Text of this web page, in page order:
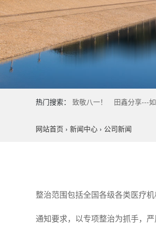
热门搜索： 致敬八一！ 田鑫分享---
网站首页 › 新闻中心 › 公司新闻
整治范围包括全国各级各类医疗
通知要求，以专项整治为抓手，